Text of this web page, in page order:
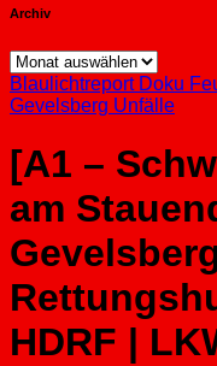
Archiv
Archiv
Blaulichtreport Doku
Gevelsberg Unfälle
[A1 –
am
HDRF |